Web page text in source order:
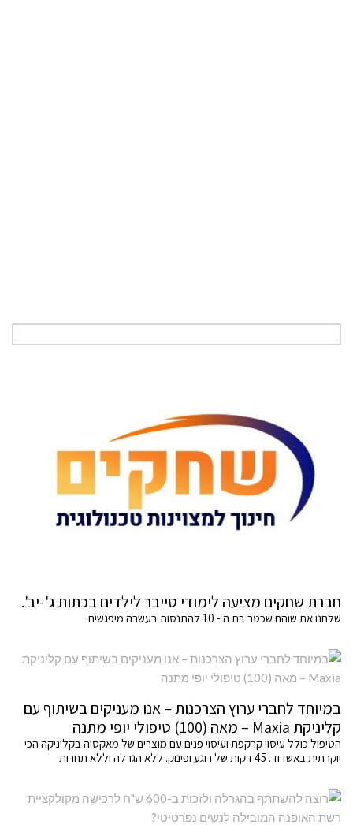
חברת שחקים מציעה לימודי סייבר לילדים בכתות ג'-יב'.
שלחנו את שוהם שכטר בת ה - 10 להתנסות בעשרה מיפגשים.
במיוחד לחברי ערוץ הצרכנות – אנו מעניקים בשיתוף עם
קליניקת Maxia – מאה (100) טיפולי יופי מתנה
הטיפול כולל עיסוי קרקפת ועיסוי פנים עם מוצרים של מאקסיה בקליניקה הכי
יוקרתית באשדוד. 45 דקות של רוגע ופינוק. ללא הגרלה וללא תחרות